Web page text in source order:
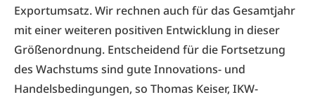
Exportumsatz. Wir rechnen auch für das Gesamtjahr
mit einer weiteren positiven Entwicklung in dieser
Größenordnung. Entscheidend für die Fortsetzung
des Wachstums sind gute Innovations- und
Handelsbedingungen, so Thomas Keiser, IKW-